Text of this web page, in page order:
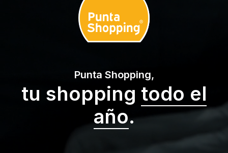
Punta Shopping,
tu shopping todo el
año.